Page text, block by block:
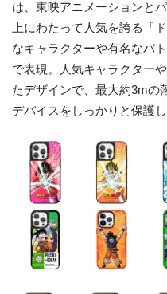
は、東映アニメーションと
上にわたって人気を誇る「
なキャラクターや有名なバ
で表現。人気キャラクター
たデザインで、最大約3mの
デバイスをしっかりと保護し